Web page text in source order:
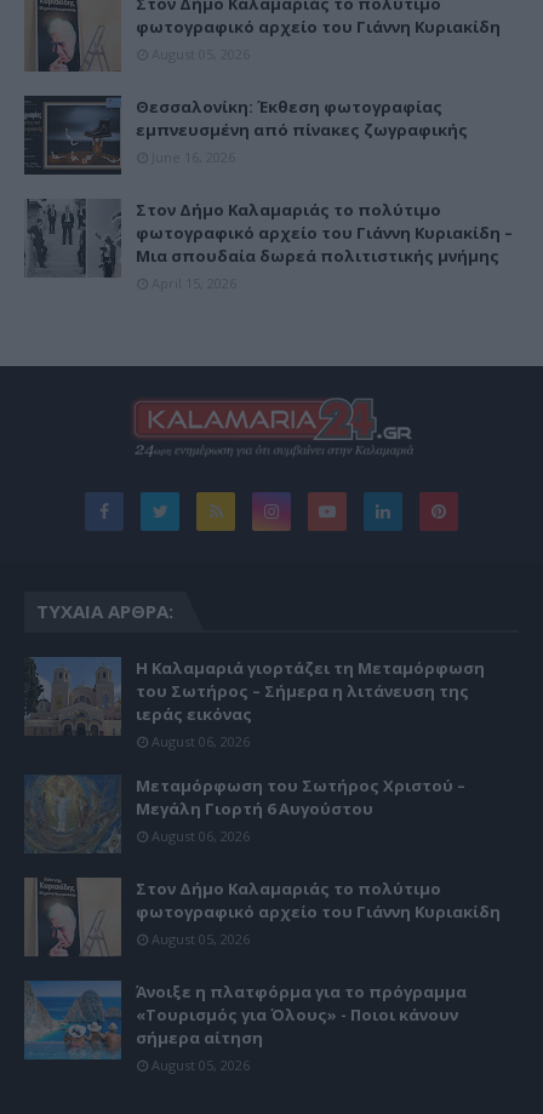
φωτογραφικό αρχείο του Γιάννη Κυριακίδη
Θεσσαλονίκη: Έκθεση φωτογραφίας
εμπνευσμένη από πίνακες ζωγραφικής
Στον Δήμο Καλαμαριάς το πολύτιμο
φωτογραφικό αρχείο του Γιάννη Κυριακίδη –
Μια σπουδαία δωρεά πολιτιστικής μνήμης
ΤΥΧΑΊΑ ΆΡΘΡΑ:
Η Καλαμαριά γιορτάζει τη Μεταμόρφωση
του Σωτήρος – Σήμερα η λιτάνευση της
ιεράς εικόνας
August 06, 2026
Μεταμόρφωση του Σωτήρος Χριστού –
Μεγάλη Γιορτή 6 Αυγούστου
August 06, 2026
Στον Δήμο Καλαμαριάς το πολύτιμο
φωτογραφικό αρχείο του Γιάννη Κυριακίδη
August 05, 2026
Άνοιξε η πλατφόρμα για το πρόγραμμα
«Τουρισμός για Όλους» - Ποιοι κάνουν
σήμερα αίτηση
August 05, 2026